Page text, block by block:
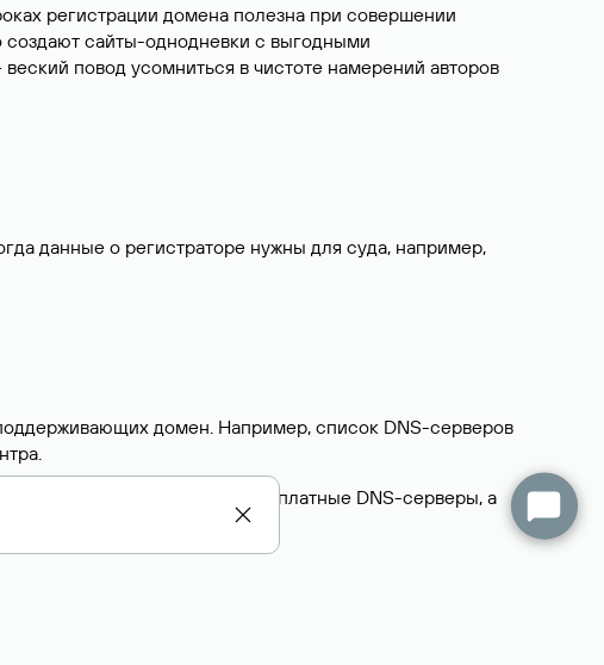
регистрации домена полезна при совершении
сайты-однодневки с выгодными
повод усомниться в чистоте намерений авторов
данные о регистраторе нужны для суда, например,
домен. Например, список DNS-серверов
делегируют домен на бесплатные DNS-серверы, а